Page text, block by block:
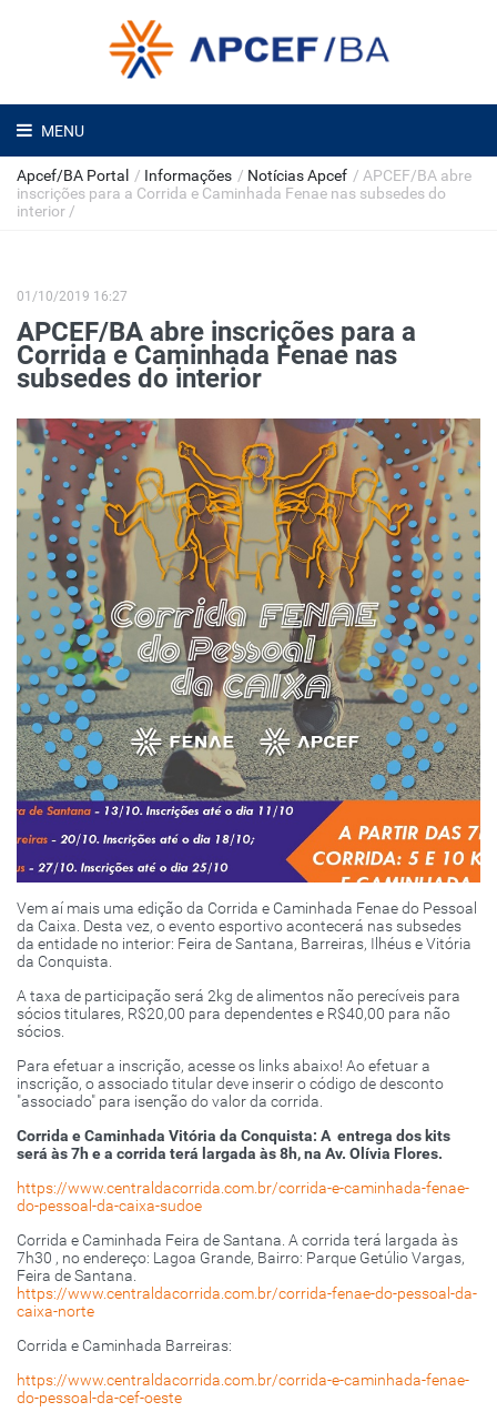
MENU
Apcef/BA Portal / Informações / Notícias Apcef / APCEF/BA abre
inscrições para a Corrida e Caminhada Fenae nas subsedes do
interior /
01/10/2019 16:27
APCEF/BA abre inscrições para a
Corrida e Caminhada Fenae nas
subsedes do interior
Vem aí mais uma edição da Corrida e Caminhada Fenae do Pessoal
da Caixa. Desta vez, o evento esportivo acontecerá nas subsedes
da entidade no interior: Feira de Santana, Barreiras, Ilhéus e Vitória
da Conquista.
A taxa de participação será 2kg de alimentos não perecíveis para
sócios titulares, R$20,00 para dependentes e R$40,00 para não
sócios.
Para efetuar a inscrição, acesse os links abaixo! Ao efetuar a
inscrição, o associado titular deve inserir o código de desconto
"associado" para isenção do valor da corrida.
Corrida e Caminhada Vitória da Conquista: A entrega dos kits
será às 7h e a corrida terá largada às 8h, na Av. Olívia Flores.
https://www.centraldacorrida.com.br/corrida-e-caminhada-fenae-
do-pessoal-da-caixa-sudoe
Corrida e Caminhada Feira de Santana. A corrida terá largada às
7h30 , no endereço: Lagoa Grande, Bairro: Parque Getúlio Vargas,
Feira de Santana.
https://www.centraldacorrida.com.br/corrida-fenae-do-pessoal-da-
caixa-norte
Corrida e Caminhada Barreiras:
https://www.centraldacorrida.com.br/corrida-e-caminhada-fenae-
do-pessoal-da-cef-oeste